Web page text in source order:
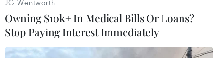
Thổ Nhĩ Kỳ là nước ủng hộ chính cho phe đối
lập chính trị và vũ trang với Tổng thống Assad
trong cuộc xung đột kéo dài 12 năm qua ở Syria,
đồng thời đã triển khai lực lượng tới các khu
JG Wentworth
Owning $10k+ In Medical Bills Or Loans?
Stop Paying Interest Immediately